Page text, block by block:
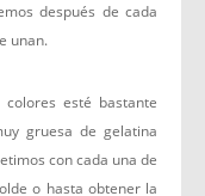
después de cada
unan.
esté bastante
gruesa de gelatina
con cada una de
o hasta obtener la